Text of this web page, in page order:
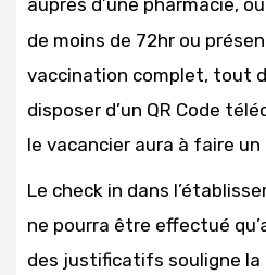
auprès d’une pharmacie, ou
de moins de 72hr ou
vaccination complet, tout
disposer d’un QR Code
le vacancier aura à faire
Le check in dans
ne pourra être effectué
des justificatifs souligne la